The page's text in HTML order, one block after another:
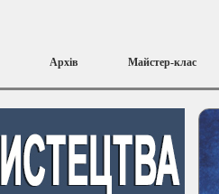
Архів Майстер-клас